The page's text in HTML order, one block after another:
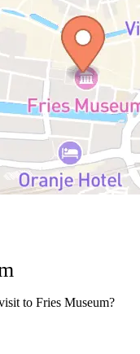
to Fries Museum?